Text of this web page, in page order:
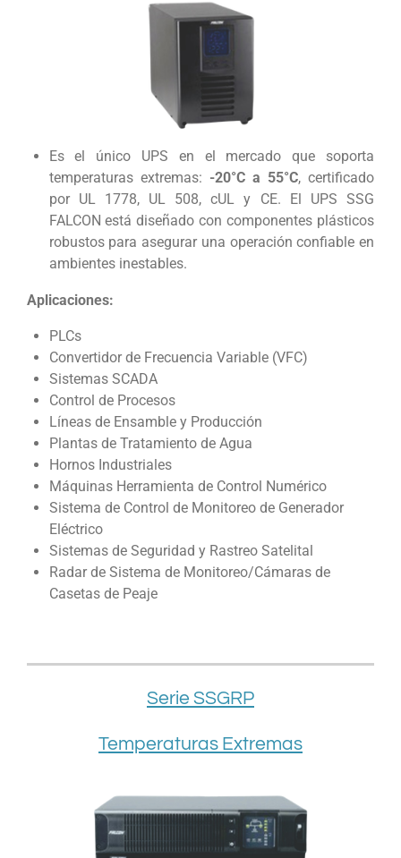
Es el único UPS en el mercado que soporta
temperaturas extremas: -20°C a 55°C, certificado
por UL 1778, UL 508, cUL y CE. El UPS SSG
FALCON está diseñado con componentes plásticos
robustos para asegurar una operación confiable en
ambientes inestables.
Aplicaciones:
PLCs
Convertidor de Frecuencia Variable (VFC)
Sistemas SCADA
Control de Procesos
Líneas de Ensamble y Producción
Plantas de Tratamiento de Agua
Hornos Industriales
Máquinas Herramienta de Control Numérico
Sistema de Control de Monitoreo de Generador
Eléctrico
Sistemas de Seguridad y Rastreo Satelital
Radar de Sistema de Monitoreo/Cámaras de
Casetas de Peaje
Serie SSGRP
Temperaturas Extremas